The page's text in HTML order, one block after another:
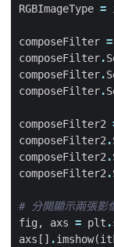
RGBImageType =
composeFilter =
composeFilter.
composeFilter.
composeFilter.
composeFilter2
composeFilter2.
composeFilter2.
composeFilter2.
# 分開顯示兩張影
fig , axs = plt .
axs [] .imshow(